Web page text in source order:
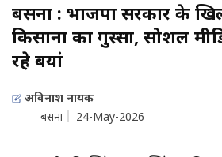
बसना : भाजपा सरकार के
किसानों का गुस्सा, सोशल
रहे बयां
अविनाश नायक
बसना
24-May-2026